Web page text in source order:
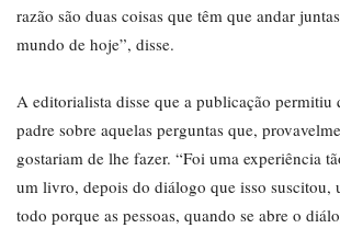
razão são duas coisas que têm que andar
mundo de hoje”, disse.
A editorialista disse que a publicação permitiu
padre sobre aquelas perguntas que,
gostariam de lhe fazer. “Foi uma experiência
um livro, depois do diálogo que isso suscitou,
todo porque as pessoas, quando se abre o